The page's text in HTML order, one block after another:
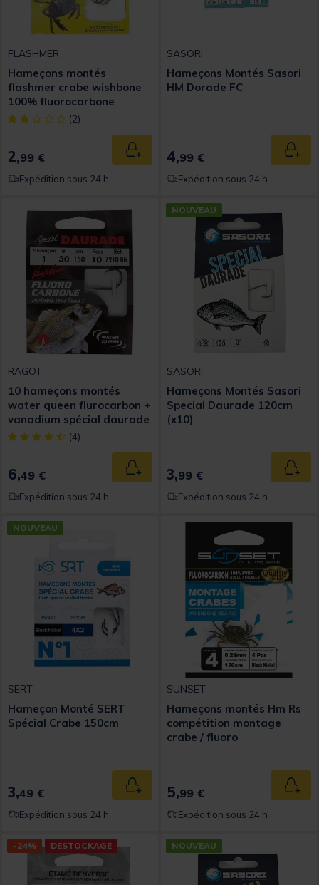
FLASHMER
Hameçons montés
flashmer crabe wishbone
100% fluorocarbone
[object Object] out of 5 Customer Rating
(2)
2,99 € Ajouter au panier
Expédition sous 24 h
SASORI
Hameçons Montés Sasori
HM Dorade FC
4,99 €
Expédition sous 24 h
RAGOT
10 hameçons montés
water queen flurocarbon +
vanadium spécial daurade
[object Object] out of 5 Customer Rating
(4)
6,49 € Ajouter au panier
Expédition sous 24 h
NOUVEAU
SASORI
Hameçons Montés Sasori
Special Daurade 120cm
(x10)
3,99 €
Expédition sous 24 h
NOUVEAU
SERT
Hameçon Monté SERT
Spécial Crabe 150cm
3,49 € Ajouter au panier
Expédition sous 24 h
SUNSET
Hameçons montés Hm Rs
compétition montage
crabe / fluoro
5,99 €
Expédition sous 24 h
-24% DESTOCKAGE NOUVEAU